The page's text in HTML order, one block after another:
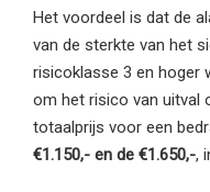
Het voordeel is dat de
van de sterkte van het
risicoklasse 3 en hoger
om het risico van uitval
totaalprijs voor een
€1.150,- en de €1.650,-,